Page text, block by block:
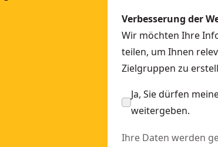
Verbesserung der
Wir möchten Ihre
teilen, um Ihnen
Zielgruppen zu
Ja, Sie dürfen
weitergeben.
Ihre Daten werden